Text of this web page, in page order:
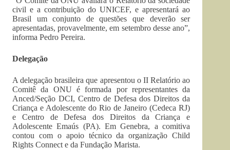
civil e a contribuição do UNICEF, e apresentará ao
Brasil um conjunto de questões que deverão ser
apresentadas, provavelmente, em setembro desse ano”,
informa Pedro Pereira.
Delegação
A delegação brasileira que apresentou o II Relatório ao
Comitê da ONU é formada por representantes da
Anced/Seção DCI, Centro de Defesa dos Direitos da
Criança e Adolescente do Rio de Janeiro (Cedeca RJ)
e Centro de Defesa dos Direitos da Criança e
Adolescente Emaús (PA). Em Genebra, a comitiva
contou com o apoio técnico da organização Child
Rights Connect e da Fundação Marista.